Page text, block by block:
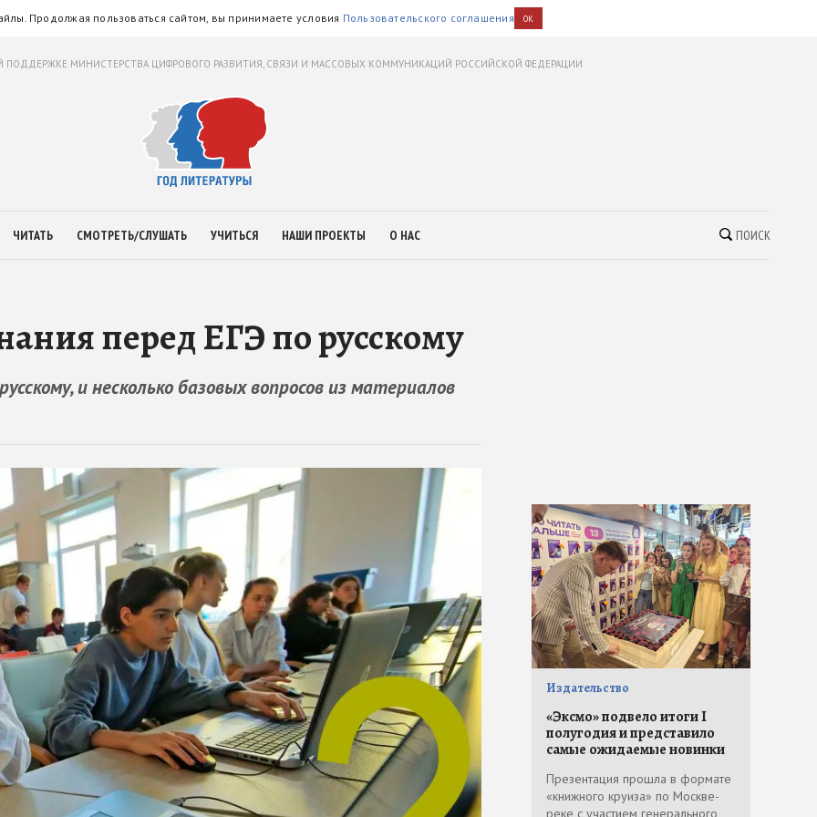
Продолжая пользоваться сайтом, вы принимаете условия Пользовательского соглашения OK
МИНИСТЕРСТВА ЦИФРОВОГО РАЗВИТИЯ, СВЯЗИ И МАССОВЫХ КОММУНИКАЦИЙ РОССИЙСКОЙ ФЕДЕРАЦИИ
ЧИТАТЬ СМОТРЕТЬ/СЛУШАТЬ УЧИТЬСЯ НАШИ ПРОЕКТЫ О НАС ПОИСК
перед ЕГЭ по русскому
и несколько базовых вопросов из материалов
Издательство
«Эксмо» подвело итоги I
полугодия и представило
самые ожидаемые новинки
Презентация прошла в формате
«книжного круиза» по Москве-
реке с участием генерального